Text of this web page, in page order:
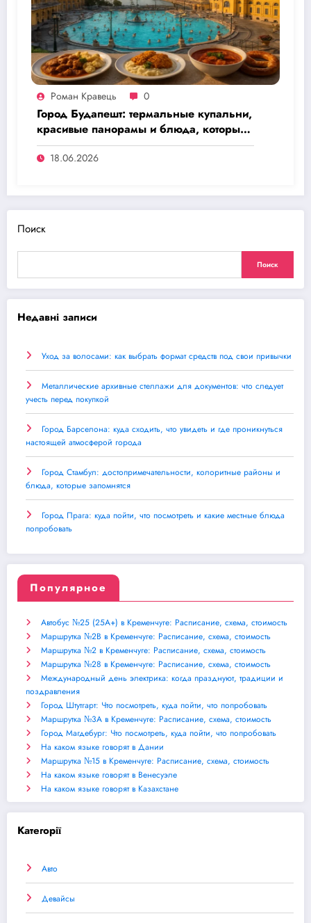
Роман Кравець 0
Город Будапешт: термальные купальни,
красивые панорамы и блюда, которые
стоит заказать
18.06.2026
Поиск
Поиск
Недавні записи
Уход за волосами: как выбрать формат средств под свои привычки
Металлические архивные стеллажи для документов: что следует
учесть перед покупкой
Город Барселона: куда сходить, что увидеть и где проникнуться
настоящей атмосферой города
Город Стамбул: достопримечательности, колоритные районы и
блюда, которые запомнятся
Город Прага: куда пойти, что посмотреть и какие местные блюда
попробовать
Популярное
Автобус №25 (25А+) в Кременчуге: Расписание, схема, стоимость
Маршрутка №2В в Кременчуге: Расписание, схема, стоимость
Маршрутка №2 в Кременчуге: Расписание, схема, стоимость
Маршрутка №28 в Кременчуге: Расписание, схема, стоимость
Международный день электрика: когда празднуют, традиции и
поздравления
Город Штутгарт: Что посмотреть, куда пойти, что попробовать
Маршрутка №3А в Кременчуге: Расписание, схема, стоимость
Город Магдебург: Что посмотреть, куда пойти, что попробовать
На каком языке говорят в Дании
Маршрутка №15 в Кременчуге: Расписание, схема, стоимость
На каком языке говорят в Венесуэле
На каком языке говорят в Казахстане
Категорії
Авто
Девайсы